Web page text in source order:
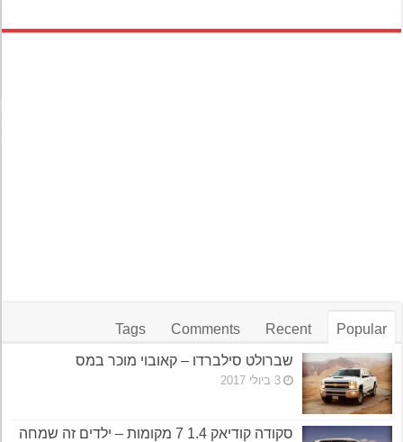
Popular
Recent
Comments
Tags
שברולט סילברדו – קאובוי מוכר במס
3 ביולי 2017
סקודה קודיאק 1.4 7 מקומות – ילדים זה שמחה